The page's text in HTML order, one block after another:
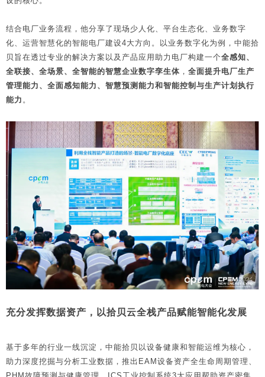
结合电厂业务流程，他分享了现场少人化、平台生态化、业务数字
化、运营智慧化的智能电厂建设4大方向。以业务数字化为例，中能拾
贝旨在透过专业的解决方案以及产品应用助力电厂构建一个全感知、
全联接、全场景、全智能的智慧企业数字孪生体 ， 全面提升电厂生产
管理能力、全面感知能力、智慧预测能力和智能控制与生产计划执行
能力 。
充分发挥数据资产，以拾贝云全栈产品赋能智能化发展
基于多年的行业一线沉淀，中能拾贝以设备健康和智能运维为核心，
助力深度挖掘与分析工业数据，推出EAM设备资产全生命周期管理、